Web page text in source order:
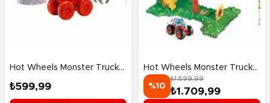
Hot Wheels Monster Trucks
HJF39 - Seri 2
₺599,99
Hot Wheels Monster Trucks
Arenada Rhinomite
Mücadelesi Oyun Seti HTP18
%10
₺1.899,99
₺1.709,99